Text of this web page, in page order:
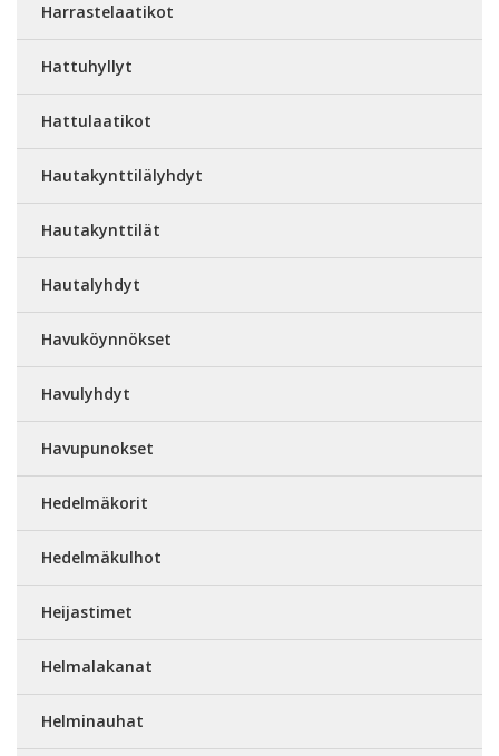
Harrastelaatikot
Hattuhyllyt
Hattulaatikot
Hautakynttilälyhdyt
Hautakynttilät
Hautalyhdyt
Havuköynnökset
Havulyhdyt
Havupunokset
Hedelmäkorit
Hedelmäkulhot
Heijastimet
Helmalakanat
Helminauhat